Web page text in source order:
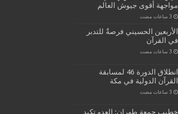
مواجهة أقوى جيوش العالم
الأربعين الحسيني فرصةٌ للتدبر
في القرآن
انطلاق الدورة 46 لمسابقة
القرآن الدولية في مكة
خطيب جمعة طهران: العدو تكبد